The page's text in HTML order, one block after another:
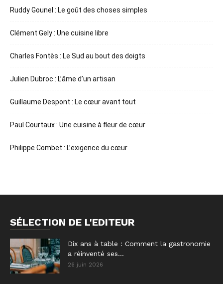
Ruddy Gounel : Le goût des choses simples
Clément Gely : Une cuisine libre
Charles Fontès : Le Sud au bout des doigts
Julien Dubroc : L’âme d’un artisan
Guillaume Despont : Le cœur avant tout
Paul Courtaux : Une cuisine à fleur de cœur
Philippe Combet : L’exigence du cœur
SÉLECTION DE L'EDITEUR
Dix ans à table : Comment la gastronomie
a réinventé ses...
26 juin 2026